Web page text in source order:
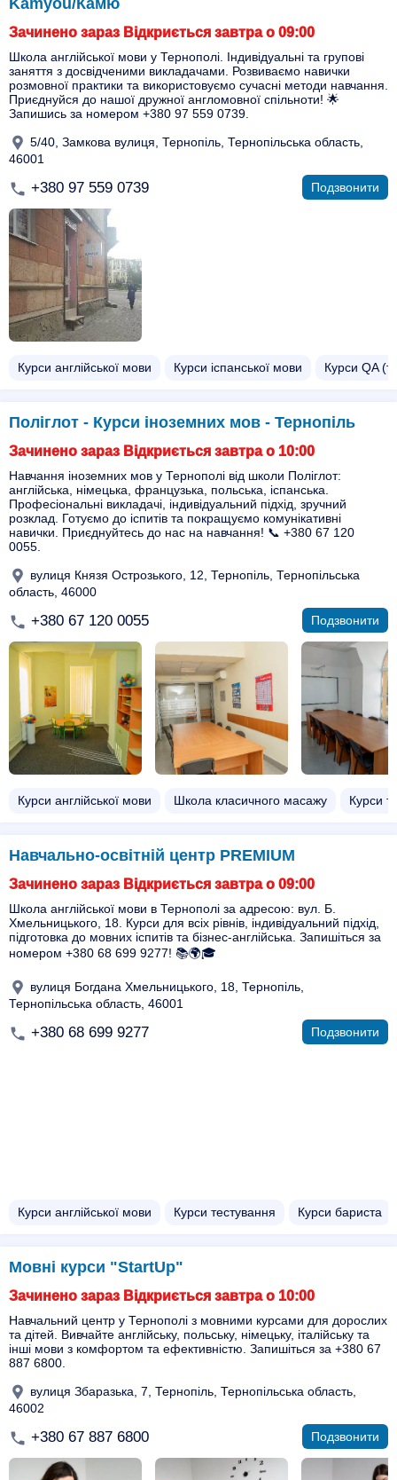
Kamyou/Камю
Зачинено зараз Відкриється завтра о 09:00
Школа англійської мови у Тернополі. Індивідуальні та групові
заняття з досвідченими викладачами. Розвиваємо навички
розмовної практики та використовуємо сучасні методи навчання.
Приєднуйся до нашої дружної англомовної спільноти! 🌟
Запишись за номером +380 97 559 0739.
5/40, Замкова вулиця, Тернопіль, Тернопільська область,
46001
+380 97 559 0739 Подзвонити
Курси англійської мови Курси іспанської мови Курси QA
Поліглот - Курси іноземних мов - Тернопіль
Зачинено зараз Відкриється завтра о 10:00
Навчання іноземних мов у Тернополі від школи Поліглот:
англійська, німецька, французька, польська, іспанська.
Професіональні викладачі, індивідуальний підхід, зручний
розклад. Готуємо до іспитів та покращуємо комунікативні
навички. Приєднуйтесь до нас на навчання! 📞 +380 67 120
0055.
вулиця Князя Острозького, 12, Тернопіль, Тернопільська
область, 46000
+380 67 120 0055 Подзвонити
Курси англійської мови Школа класичного масажу Курси
Навчально-освітній центр PREMIUM
Зачинено зараз Відкриється завтра о 09:00
Школа англійської мови в Тернополі за адресою: вул. Б.
Хмельницького, 18. Курси для всіх рівнів, індивідуальний підхід,
підготовка до мовних іспитів та бізнес-англійська. Запишіться за
номером +380 68 699 9277! 📚🌍🎓
вулиця Богдана Хмельницького, 18, Тернопіль,
Тернопільська область, 46001
+380 68 699 9277 Подзвонити
Курси англійської мови Курси тестування Курси бариста
Мовні курси "StartUp"
Зачинено зараз Відкриється завтра о 10:00
Навчальний центр у Тернополі з мовними курсами для дорослих
та дітей. Вивчайте англійську, польську, німецьку, італійську та
інші мови з комфортом та ефективністю. Запишіться за +380 67
887 6800.
вулиця Збаразька, 7, Тернопіль, Тернопільська область,
46002
+380 67 887 6800 Подзвонити